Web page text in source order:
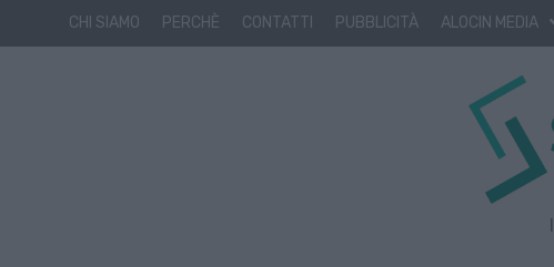
CHI SIAMO PERCHÈ CONTATTI PUBBLICITÀ ALOCIN MEDIA